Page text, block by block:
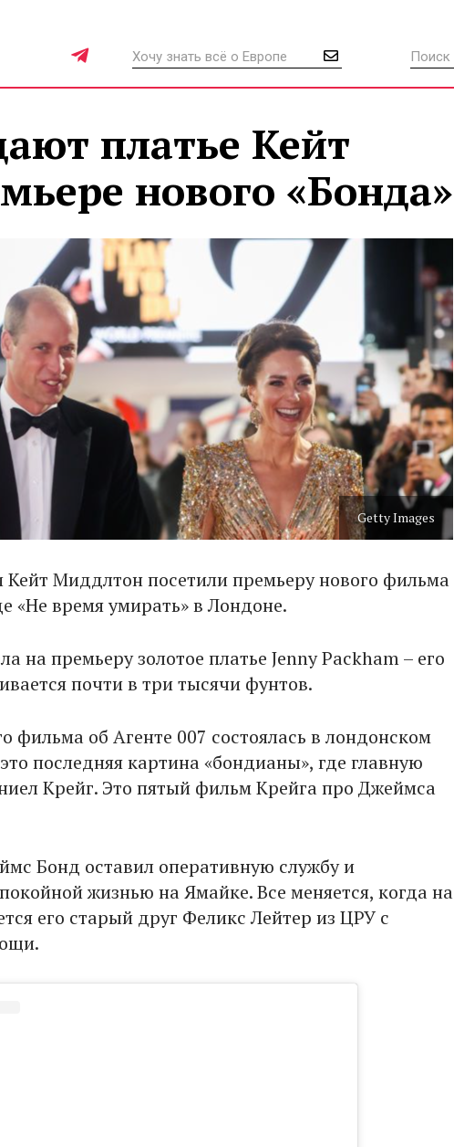
платье Кейт
нового «Бонда»
Getty Images
Миддлтон посетили премьеру нового фильма
«Не время умирать» в Лондоне.
на премьеру золотое платье Jenny Packham – его
почти в три тысячи фунтов.
фильма об Агенте 007 состоялась в лондонском
последняя картина «бондианы», где главную
Крейг. Это пятый фильм Крейга про Джеймса
Бонд оставил оперативную службу и
жизнью на Ямайке. Все меняется, когда на
его старый друг Феликс Лейтер из ЦРУ с